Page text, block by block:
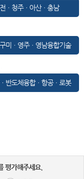
ㆍ청주ㆍ아산ㆍ충남
미ㆍ영주ㆍ영남융합기술
반도체융합ㆍ항공ㆍ로봇
평가해주세요.